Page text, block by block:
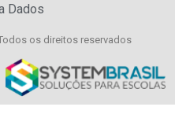
Dados
os direitos reservados